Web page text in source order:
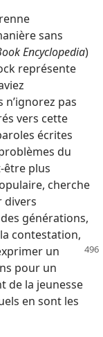
sans
Encyclopedia)
représente
pas
vers cette
écrites
du
être plus
cherche
divers
générations,
contestation,
un
pour un
de la jeunesse
en sont les